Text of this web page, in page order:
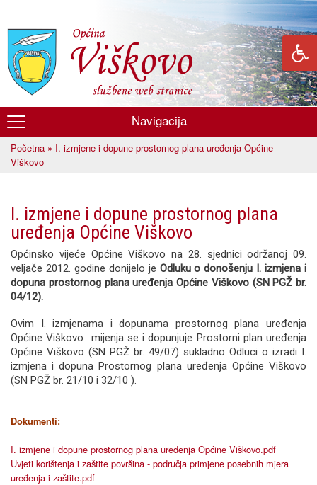
glavni
sadržaj
Općina
Viškovo
Navigacija
Vi ste ovdje
Početna » I. izmjene i dopune prostornog plana uređenja Općine
Viškovo
I. izmjene i dopune prostornog plana
uređenja Općine Viškovo
Općinsko vijeće Općine Viškovo na 28. sjednici održanoj 09.
veljače 2012. godine donijelo je Odluku o donošenju I. izmjena i
dopuna prostornog plana uređenja Općine Viškovo (SN PGŽ br.
04/12).
Ovim I. izmjenama i dopunama prostornog plana uređenja
Općine Viškovo mijenja se i dopunjuje Prostorni plan uređenja
Općine Viškovo (SN PGŽ br. 49/07) sukladno Odluci o izradi I.
izmjena i dopuna Prostornog plana uređenja Općine Viškovo
(SN PGŽ br. 21/10 i 32/10 ).
Dokumenti:
I. izmjene i dopune prostornog plana uređenja Općine Viškovo.pdf
Uvjeti korištenja i zaštite površina - područja primjene posebnih mjera
uređenja i zaštite.pdf